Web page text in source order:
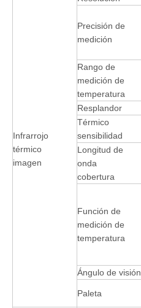
Infrarrojo
térmico
imagen
Precisión de
medición
Rango de
medición de
temperatura
Resplandor
Térmico
sensibilidad
Longitud de
onda
cobertura
Función de
medición de
temperatura
Ángulo de visión
Paleta